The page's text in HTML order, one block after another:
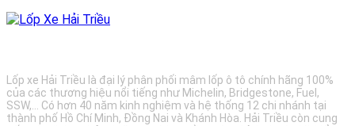
Lốp xe Hải Triều là đại lý phân phối mâm lốp ô tô chính hãng 100%
của các thương hiệu nổi tiếng như Michelin, Bridgestone, Fuel,
SSW,... Có hơn 40 năm kinh nghiệm và hệ thống 12 chi nhánh tại
thành phố Hồ Chí Minh, Đồng Nai và Khánh Hòa. Hải Triều còn cung